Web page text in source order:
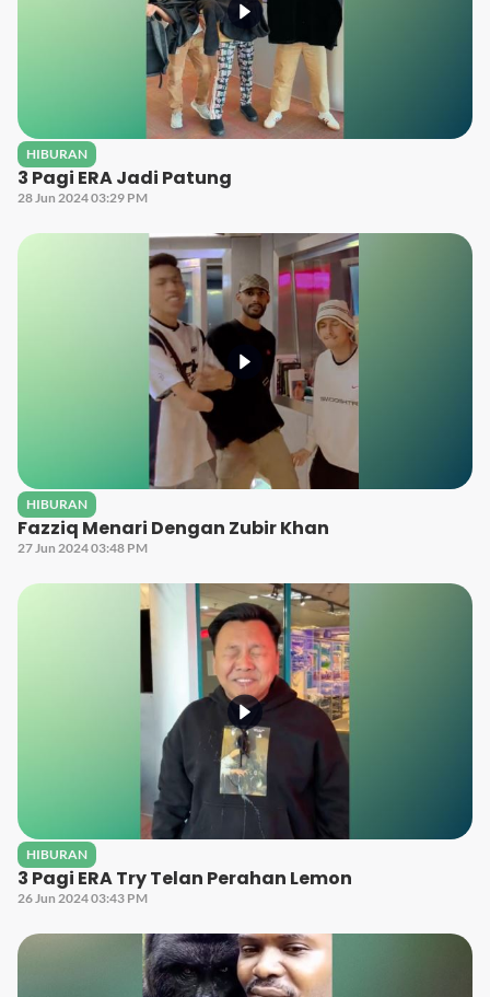
HIBURAN
3 Pagi ERA Jadi Patung
28 Jun 2024 03:29 PM
HIBURAN
Fazziq Menari Dengan Zubir Khan
27 Jun 2024 03:48 PM
HIBURAN
3 Pagi ERA Try Telan Perahan Lemon
26 Jun 2024 03:43 PM